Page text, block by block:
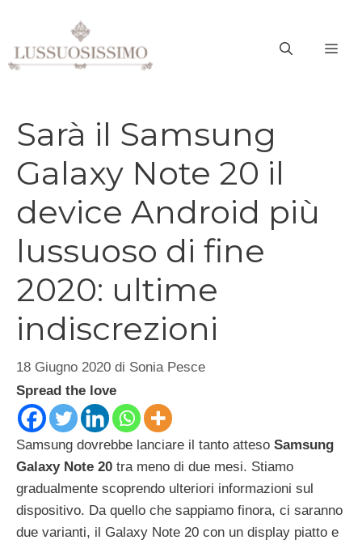
contenuto
Sarà il Samsung
Galaxy Note 20 il
device Android più
lussuoso di fine
2020: ultime
indiscrezioni
18 Giugno 2020 di Sonia Pesce
Spread the love
Samsung dovrebbe lanciare il tanto atteso Samsung
Galaxy Note 20 tra meno di due mesi. Stiamo
gradualmente scoprendo ulteriori informazioni sul
dispositivo. Da quello che sappiamo finora, ci saranno
due varianti, il Galaxy Note 20 con un display piatto e